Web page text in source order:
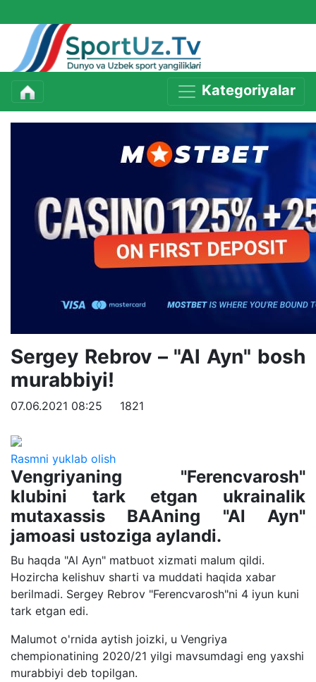
Kategoriyalar
Sergey Rebrov – "Al Ayn" bosh
murabbiyi!
07.06.2021 08:25 1821
Rasmni yuklab olish
Vengriyaning "Ferencvarosh"
klubini tark etgan ukrainalik
mutaxassis BAAning "Al Ayn"
jamoasi ustoziga aylandi.
Bu haqda "Al Ayn" matbuot xizmati malum qildi.
Hozircha kelishuv sharti va muddati haqida xabar
berilmadi. Sergey Rebrov "Ferencvarosh"ni 4 iyun kuni
tark etgan edi.
Malumot o'rnida aytish joizki, u Vengriya
chempionatining 2020/21 yilgi mavsumdagi eng yaxshi
murabbiyi deb topilgan.